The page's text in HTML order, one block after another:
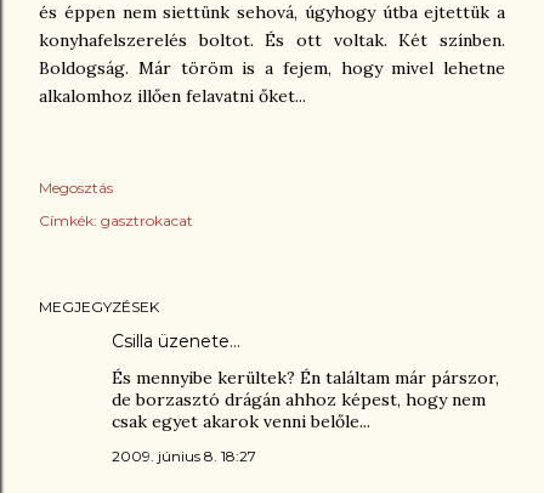
és éppen nem siettünk sehová, úgyhogy útba ejtettük a
konyhafelszerelés boltot. És ott voltak. Két színben.
Boldogság. Már töröm is a fejem, hogy mivel lehetne
alkalomhoz illően felavatni őket...
Megosztás
Címkék: gasztrokacat
MEGJEGYZÉSEK
Csilla üzenete…
És mennyibe kerültek? Én találtam már párszor,
de borzasztó drágán ahhoz képest, hogy nem
csak egyet akarok venni belőle...
2009. június 8. 18:27